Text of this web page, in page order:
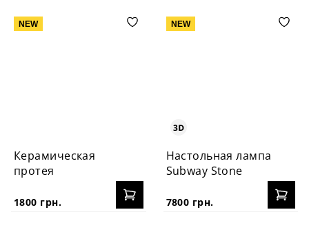
NEW
Керамическая
протея
1800 грн.
NEW
Настольная лампа
Subway Stone
7800 грн.